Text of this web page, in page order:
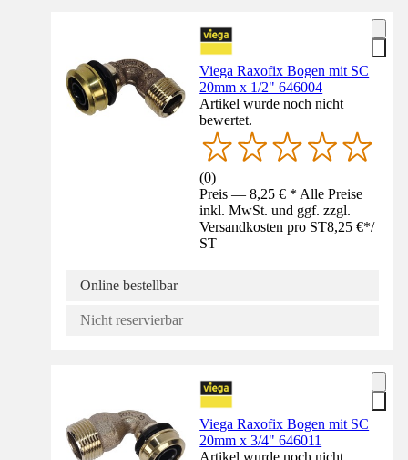
Viega Raxofix Bogen mit SC
20mm x 1/2" 646004
Artikel wurde noch nicht
bewertet.
(0)
Preis — 8,25 € * Alle Preise
inkl. MwSt. und ggf. zzgl.
Versandkosten pro ST8,25 €*/
ST
Online bestellbar
Nicht reservierbar
Viega Raxofix Bogen mit SC
20mm x 3/4" 646011
Artikel wurde noch nicht